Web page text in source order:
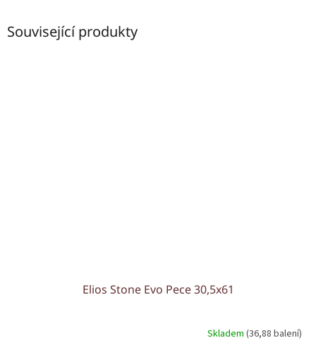
Související produkty
Elios Stone Evo Pece 30,5x61
Skladem (36,88 balení)